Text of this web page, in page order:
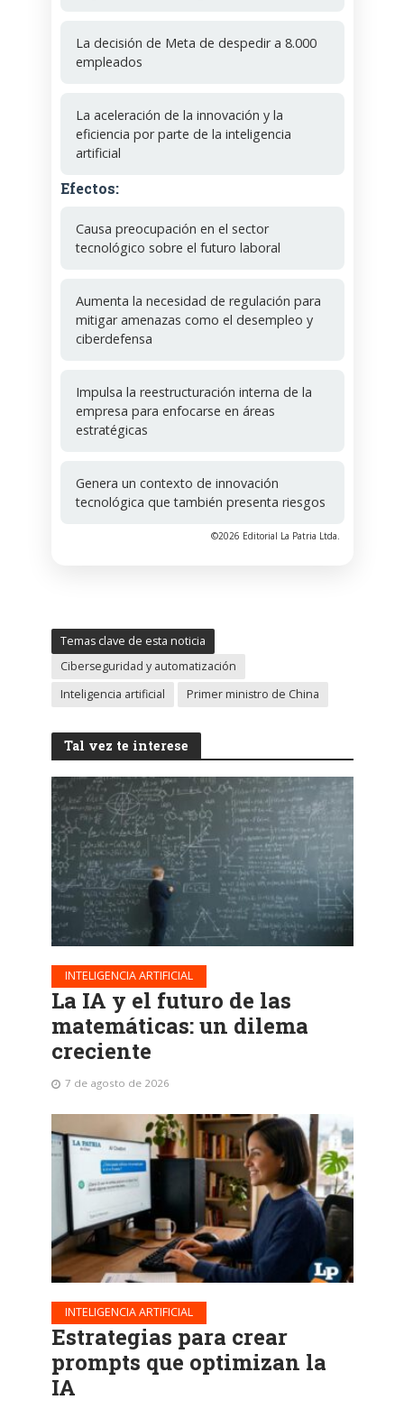
La decisión de Meta de despedir a 8.000
empleados
La aceleración de la innovación y la
eficiencia por parte de la inteligencia
artificial
Efectos:
Causa preocupación en el sector
tecnológico sobre el futuro laboral
Aumenta la necesidad de regulación para
mitigar amenazas como el desempleo y
ciberdefensa
Impulsa la reestructuración interna de la
empresa para enfocarse en áreas
estratégicas
Genera un contexto de innovación
tecnológica que también presenta riesgos
©2026 Editorial La Patria Ltda.
Temas clave de esta noticia
Ciberseguridad y automatización
Inteligencia artificial
Primer ministro de China
Tal vez te interese
INTELIGENCIA ARTIFICIAL
La IA y el futuro de las
matemáticas: un dilema
creciente
7 de agosto de 2026
INTELIGENCIA ARTIFICIAL
Estrategias para crear
prompts que optimizan la
IA